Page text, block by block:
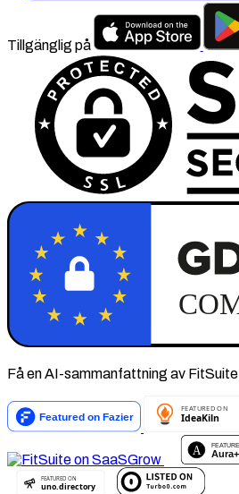
Tillgänglig på
Få en AI-sammanfattning av FitSuite